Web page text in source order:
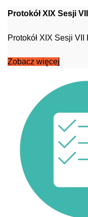
Protokół XIX Sesji
Protokół XIX Sesji
Zobacz więcej